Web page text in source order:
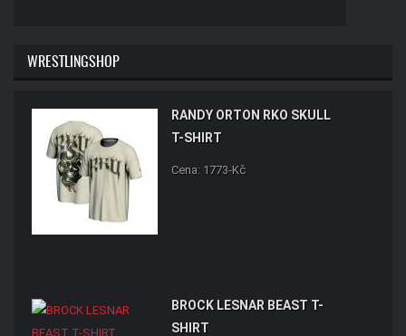
WRESTLINGSHOP
RANDY ORTON RKO SKULL
T-SHIRT
Cena: 1773-Kč
BROCK LESNAR BEAST T-
SHIRT